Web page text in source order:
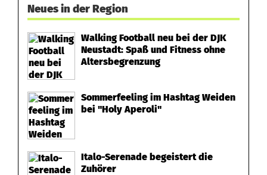
M
Neues in der Region
Walking Football neu bei der DJK
Neustadt: Spaß und Fitness ohne
Altersbegrenzung
Sommerfeeling im Hashtag Weiden
bei "Holy Aperoli"
Italo-Serenade begeistert die
Zuhörer